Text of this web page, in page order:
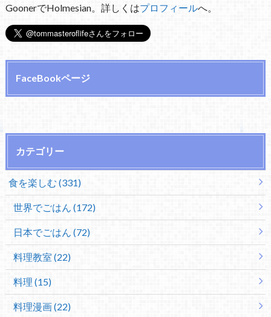
GoonerでHolmesian。詳しくはプロフィールへ。
FaceBookページ
カテゴリー
食を楽しむ (331)
世界でごはん (172)
日本でごはん (72)
料理教室 (22)
料理 (15)
料理漫画 (22)